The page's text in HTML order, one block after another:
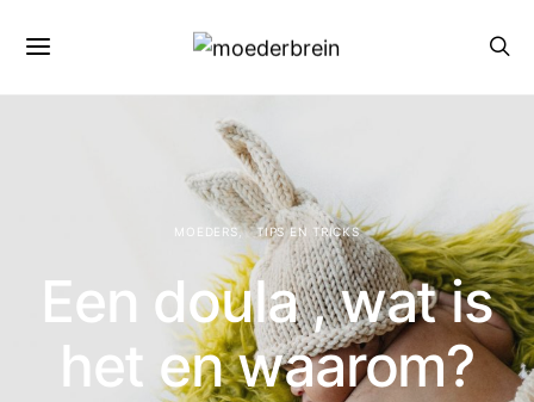
MOEDERS TIPS EN TRICKS
Een doula , wat is
het en waarom?